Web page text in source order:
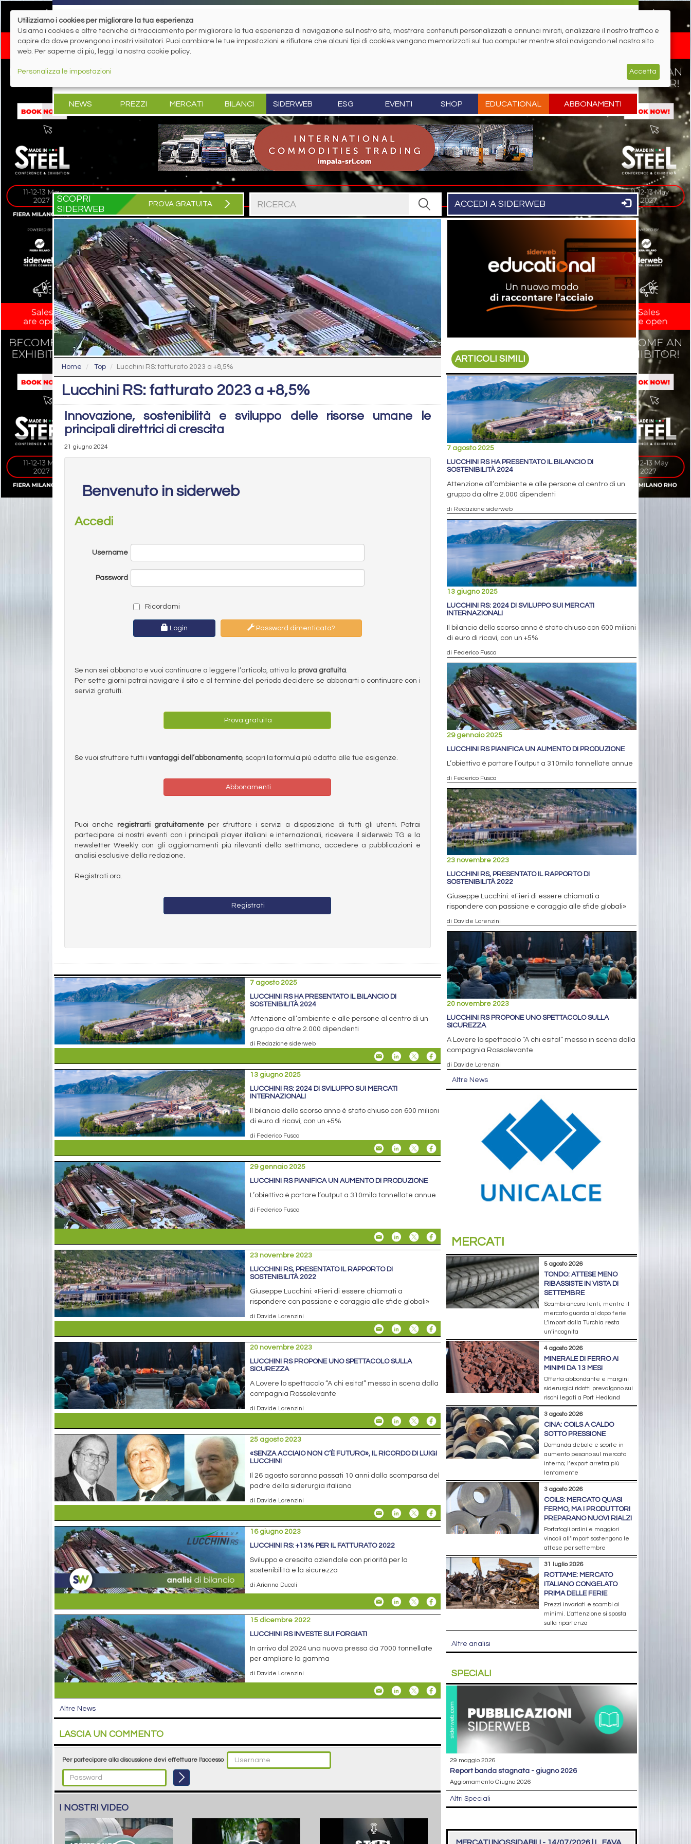
NEWS PREZZI MERCATI BILANCI SIDERWEB ESG EVENTI SHOP EDUCATIONAL ABBONAMENTI
SCOPRI
SIDERWEB
PROVA GRATUITA ACCEDI A SIDERWEB
Home Top Lucchini RS: fatturato 2023 a +8,5%
Lucchini RS: fatturato 2023 a +8,5%
Innovazione, sostenibilità e sviluppo delle risorse umane le
principali direttrici di crescita
21 giugno 2024
Benvenuto in siderweb
Accedi
Username
Password
Ricordami
Login Password dimenticata?
Se non sei abbonato e vuoi continuare a leggere l’articolo, attiva la prova gratuita.
Per sette giorni potrai navigare il sito e al termine del periodo decidere se abbonarti o continuare con i
servizi gratuiti.
Prova gratuita
Se vuoi sfruttare tutti i vantaggi dell’abbonamento, scopri la formula più adatta alle tue esigenze.
Abbonamenti
Puoi anche registrarti gratuitamenteper sfruttare i servizi a disposizione di tutti gli utenti. Potrai
partecipare ai nostri eventi con i principali player italiani e internazionali, ricevere il siderweb TG e la
newsletter Weekly con gli aggiornamenti più rilevanti della settimana, accedere a pubblicazioni e
analisi esclusive della redazione.
Registrati ora.
Registrati
7 agosto 2025
LUCCHINI RS HA PRESENTATO IL BILANCIO DI
SOSTENIBILITÀ 2024
Attenzione all’ambiente e alle persone al centro di un
gruppo da oltre 2.000 dipendenti
di Redazione siderweb
13 giugno 2025
LUCCHINI RS: 2024 DI SVILUPPO SUI MERCATI
INTERNAZIONALI
Il bilancio dello scorso anno è stato chiuso con 600 milioni
di euro di ricavi, con un +5%
di Federico Fusca
29 gennaio 2025
LUCCHINI RS PIANIFICA UN AUMENTO DI PRODUZIONE
L’obiettivo è portare l’output a 310mila tonnellate annue
di Federico Fusca
23 novembre 2023
LUCCHINI RS, PRESENTATO IL RAPPORTO DI
SOSTENIBILITÀ 2022
Giuseppe Lucchini: «Fieri di essere chiamati a
rispondere con passione e coraggio alle sfide globali»
di Davide Lorenzini
20 novembre 2023
LUCCHINI RS PROPONE UNO SPETTACOLO SULLA
SICUREZZA
A Lovere lo spettacolo “A chi esita!” messo in scena dalla
compagnia Rossolevante
di Davide Lorenzini
25 agosto 2023
«SENZA ACCIAIO NON C’È FUTURO», IL RICORDO DI LUIGI
LUCCHINI
Il 26 agosto saranno passati 10 anni dalla scomparsa del
padre della siderurgia italiana
di Davide Lorenzini
16 giugno 2023
LUCCHINI RS: +13% PER IL FATTURATO 2022
Sviluppo e crescita aziendale con priorità per la
sostenibilità e la sicurezza
di Arianna Ducoli
15 dicembre 2022
LUCCHINI RS INVESTE SUI FORGIATI
In arrivo dal 2024 una nuova pressa da 7000 tonnellate
per ampliare la gamma
di Davide Lorenzini
Altre News
LASCIA UN COMMENTO
Per partecipare alla discussione devi effettuare l'accesso
I NOSTRI VIDEO
ARTICOLI SIMILI
7 agosto 2025
LUCCHINI RS HA PRESENTATO IL BILANCIO DI
SOSTENIBILITÀ 2024
Attenzione all’ambiente e alle persone al centro di un
gruppo da oltre 2.000 dipendenti
di Redazione siderweb
13 giugno 2025
LUCCHINI RS: 2024 DI SVILUPPO SUI MERCATI
INTERNAZIONALI
Il bilancio dello scorso anno è stato chiuso con 600 milioni
di euro di ricavi, con un +5%
di Federico Fusca
29 gennaio 2025
LUCCHINI RS PIANIFICA UN AUMENTO DI PRODUZIONE
L’obiettivo è portare l’output a 310mila tonnellate annue
di Federico Fusca
23 novembre 2023
LUCCHINI RS, PRESENTATO IL RAPPORTO DI
SOSTENIBILITÀ 2022
Giuseppe Lucchini: «Fieri di essere chiamati a
rispondere con passione e coraggio alle sfide globali»
di Davide Lorenzini
20 novembre 2023
LUCCHINI RS PROPONE UNO SPETTACOLO SULLA
SICUREZZA
A Lovere lo spettacolo “A chi esita!” messo in scena dalla
compagnia Rossolevante
di Davide Lorenzini
Altre News
MERCATI
5 agosto 2026
TONDO: ATTESE MENO
RIBASSISTE IN VISTA DI
SETTEMBRE
Scambi ancora lenti, mentre il
mercato guarda al dopo ferie.
L’import dalla Turchia resta
un’incognita
4 agosto 2026
MINERALE DI FERRO AI
MINIMI DA 13 MESI
Offerta abbondante e margini
siderurgici ridotti prevalgono sui
rischi legati a Port Hedland
3 agosto 2026
CINA: COILS A CALDO
SOTTO PRESSIONE
Domanda debole e scorte in
aumento pesano sul mercato
interno; l’export arretra più
lentamente
3 agosto 2026
COILS: MERCATO QUASI
FERMO, MA I PRODUTTORI
PREPARANO NUOVI RIALZI
Portafogli ordini e maggiori
vincoli all’import sostengono le
attese per settembre
31 luglio 2026
ROTTAME: MERCATO
ITALIANO CONGELATO
PRIMA DELLE FERIE
Prezzi invariati e scambi ai
minimi. L’attenzione si sposta
sulla ripartenza
Altre analisi
SPECIALI
29 maggio 2026
report banda stagnata - giugno 2026
Aggiornamento Giugno 2026
Altri Speciali
Utilizziamo i cookies per migliorare la tua esperienza
Usiamo i cookies e altre tecniche di tracciamento per migliorare la tua esperienza di navigazione sul nostro sito, mostrare contenuti personalizzati e annunci mirati, analizzare il nostro traffico e
capire da dove provengono i nostri visitatori. Puoi cambiare le tue impostazioni e rifiutare che alcuni tipi di cookies vengano memorizzati sul tuo computer mentre stai navigando nel nostro sito
web. Per saperne di più, leggi la nostra cookie policy.
Personalizza le impostazioni Accetta